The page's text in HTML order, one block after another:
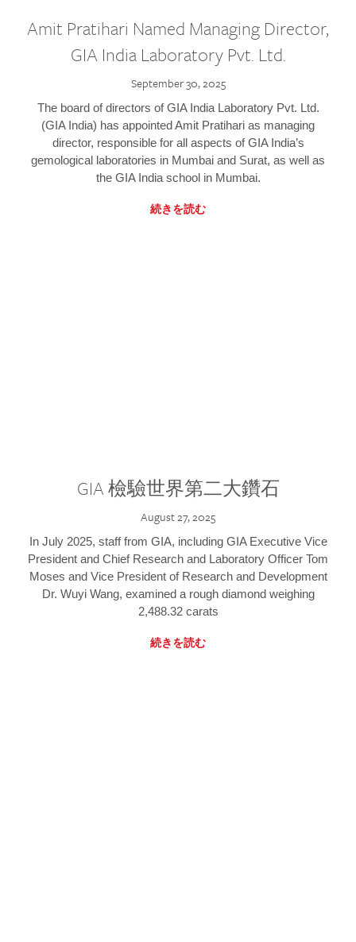
Amit Pratihari Named Managing Director,
GIA India Laboratory Pvt. Ltd.
September 30, 2025
The board of directors of GIA India Laboratory Pvt. Ltd.
(GIA India) has appointed Amit Pratihari as managing
director, responsible for all aspects of GIA India’s
gemological laboratories in Mumbai and Surat, as well as
the GIA India school in Mumbai.
続きを読む
GIA 檢驗世界第二大鑽石
August 27, 2025
In July 2025, staff from GIA, including GIA Executive Vice
President and Chief Research and Laboratory Officer Tom
Moses and Vice President of Research and Development
Dr. Wuyi Wang, examined a rough diamond weighing
2,488.32 carats
続きを読む